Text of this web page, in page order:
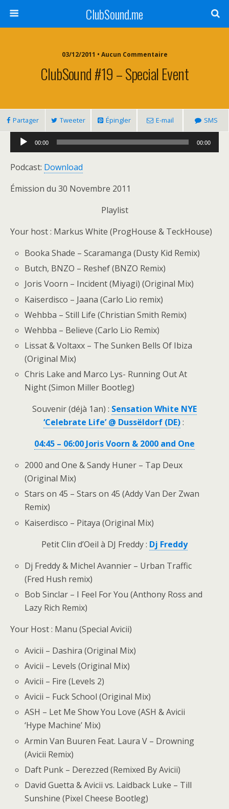
ClubSound.me
03/12/2011 • Aucun Commentaire
ClubSound #19 – Special Event
Partager Tweeter Épingler E-mail SMS
Lecteur
audio
00:00 00:00
Podcast: Download
Émission du 30 Novembre 2011
Playlist
Your host : Markus White (ProgHouse & TeckHouse)
Booka Shade – Scaramanga (Dusty Kid Remix)
Butch, BNZO – Reshef (BNZO Remix)
Joris Voorn – Incident (Miyagi) (Original Mix)
Kaiserdisco – Jaana (Carlo Lio remix)
Wehbba – Still Life (Christian Smith Remix)
Wehbba – Believe (Carlo Lio Remix)
Lissat & Voltaxx – The Sunken Bells Of Ibiza
(Original Mix)
Chris Lake and Marco Lys- Running Out At
Night (Simon Miller Bootleg)
Souvenir (déjà 1an) : Sensation White NYE
‘Celebrate Life’ @ Dussëldorf (DE):
04:45 – 06:00 Joris Voorn & 2000 and One
2000 and One & Sandy Huner – Tap Deux
(Original Mix)
Stars on 45 – Stars on 45 (Addy Van Der Zwan
Remix)
Kaiserdisco – Pitaya (Original Mix)
Petit Clin d’Oeil à DJ Freddy : Dj Freddy
Dj Freddy & Michel Avannier – Urban Traffic
(Fred Hush remix)
Bob Sinclar – I Feel For You (Anthony Ross and
Lazy Rich Remix)
Your Host : Manu (Special Avicii)
Avicii – Dashira (Original Mix)
Avicii – Levels (Original Mix)
Avicii – Fire (Levels 2)
Avicii – Fuck School (Original Mix)
ASH – Let Me Show You Love (ASH & Avicii
‘Hype Machine’ Mix)
Armin Van Buuren Feat. Laura V – Drowning
(Avicii Remix)
Daft Punk – Derezzed (Remixed By Avicii)
David Guetta & Avicii vs. Laidback Luke – Till
Sunshine (Pixel Cheese Bootleg)